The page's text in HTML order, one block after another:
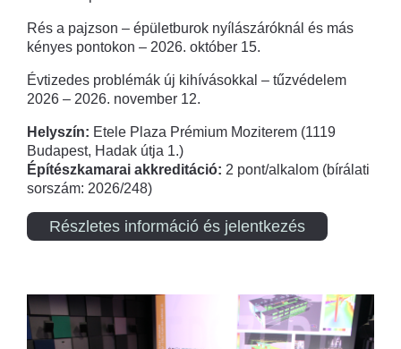
Rés a pajzson – épületburok nyílászáróknál és más
kényes pontokon – 2026. október 15.
Évtizedes problémák új kihívásokkal – tűzvédelem
2026 – 2026. november 12.
Helyszín: Etele Plaza Prémium Moziterem (1119
Budapest, Hadak útja 1.)
Építészkamarai akkreditáció: 2 pont/alkalom (bírálati
sorszám: 2026/248)
Részletes információ és jelentkezés